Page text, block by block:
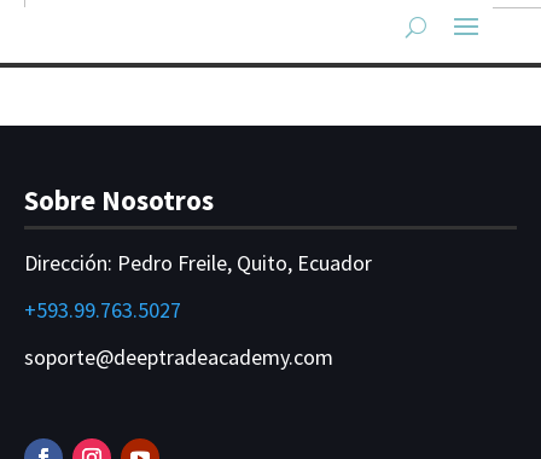
Sobre Nosotros
Dirección: Pedro Freile, Quito, Ecuador
+593.99.763.5027
soporte@deeptradeacademy.com